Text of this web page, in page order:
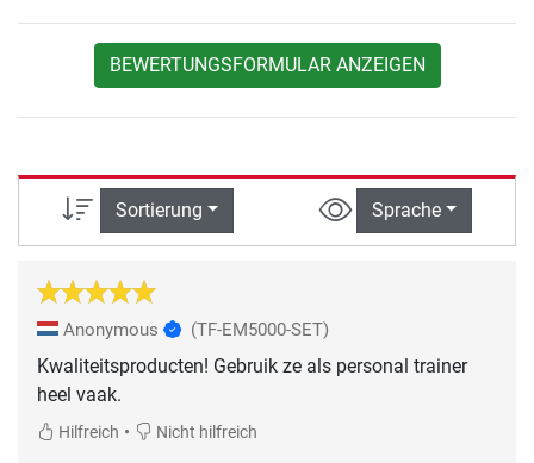
BEWERTUNGSFORMULAR ANZEIGEN
Sortierung Sprache
Anonymous (TF-EM5000-SET)
Kwaliteitsproducten! Gebruik ze als personal trainer
heel vaak.
Hilfreich • Nicht hilfreich